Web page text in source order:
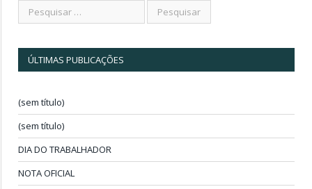
ÚLTIMAS PUBLICAÇÕES
(sem título)
(sem título)
DIA DO TRABALHADOR
NOTA OFICIAL